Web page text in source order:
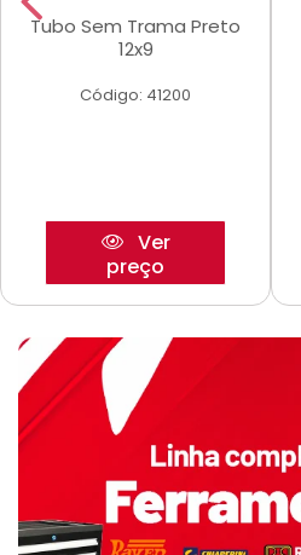
Tubo Sem Trama Preto
12x9
Código: 41200
Ver
preço